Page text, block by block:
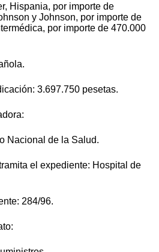
Hispania, por importe de
y Johnson, por importe de
por importe de 470.000
3.697.750 pesetas.
Nacional de la Salud.
el expediente: Hospital de
284/96.